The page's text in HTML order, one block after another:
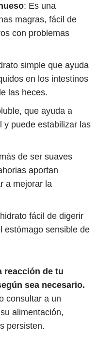
: Es una
magras, fácil de
con problemas
simple que ayuda
en los intestinos
las heces.
que ayuda a
y puede estabilizar las
de ser suaves
aportan
a mejorar la
fácil de digerir
estómago sensible de
reacción de tu
sea necesario.
consultar a un
alimentación,
persisten.